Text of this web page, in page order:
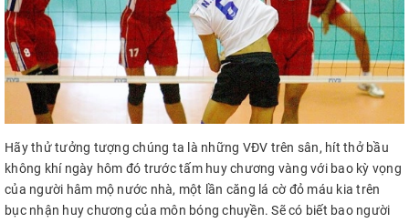
Hãy thử tưởng tượng chúng ta là những VĐV trên sân, hít thở bầu
không khí ngày hôm đó trước tấm huy chương vàng với bao kỳ vọng
của người hâm mộ nước nhà, một lần căng lá cờ đỏ máu kia trên
bục nhận huy chương của môn bóng chuyền. Sẽ có biết bao người